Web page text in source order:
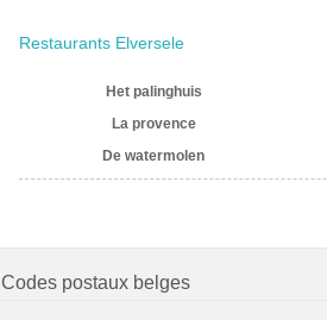
Restaurants Elversele
Het palinghuis
La provence
De watermolen
Codes postaux belges